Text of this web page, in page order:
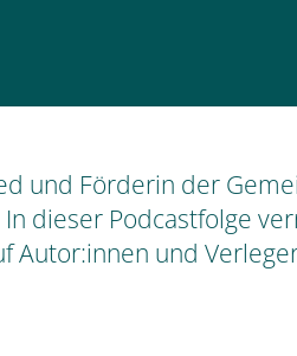
und Förderin der
dieser Podcastfolge
und